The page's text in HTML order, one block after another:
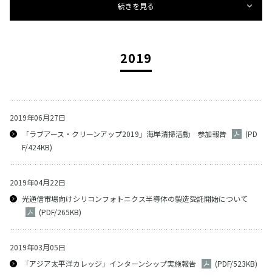
続きを見る
2019
2019年06月27日
「ラブアース・クリーンアップ2019」海岸清掃活動 参加報告
(PD
F/424KB)
2019年04月22日
光通信市場向けシリコンフォトニクス半導体の製造受託開始について
(PDF/265KB)
2019年03月05日
「アジア太平洋カレッジ」インターンシップ実施報告
(PDF/523KB)